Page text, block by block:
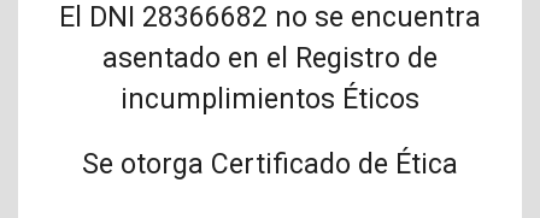
El DNI 28366682 no se encuentra
asentado en el Registro de
incumplimientos Éticos
Se otorga Certificado de Ética